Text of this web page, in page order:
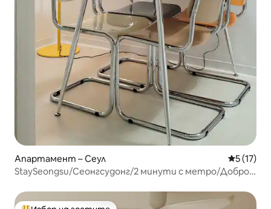
Апартамент – Сеул Средна
5 (17)
StaySeongsu/Сеонгсудонг/2 минути с метро/Добро
автобус/Сеулски парк/Джамшил